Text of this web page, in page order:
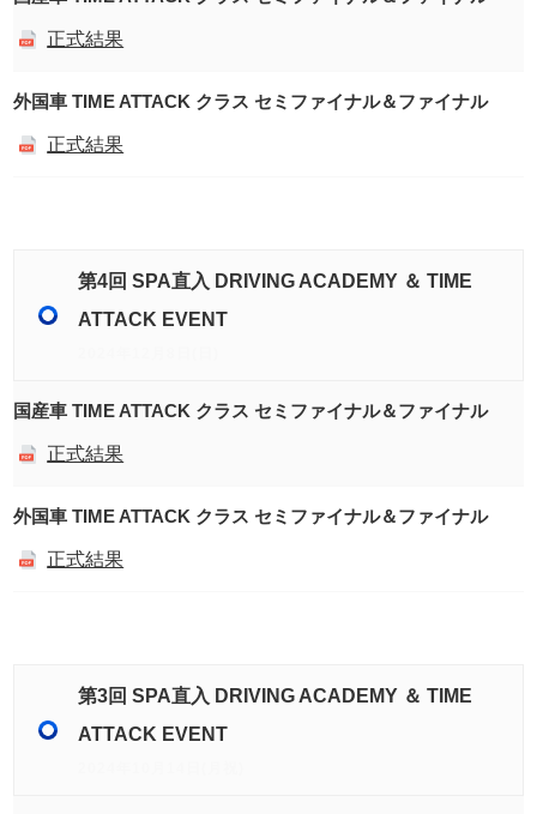
正式結果
外国車 TIME ATTACK クラス セミファイナル＆ファイナル
正式結果
第4回 SPA直入 DRIVING ACADEMY ＆ TIME
ATTACK EVENT
国産車 TIME ATTACK クラス セミファイナル＆ファイナル
正式結果
外国車 TIME ATTACK クラス セミファイナル＆ファイナル
正式結果
第3回 SPA直入 DRIVING ACADEMY ＆ TIME
ATTACK EVENT